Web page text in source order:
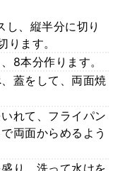
し、縦半分に切り
ります。
8本分作ります。
蓋をして、両面焼
れて、フライパン
両面からめるよう